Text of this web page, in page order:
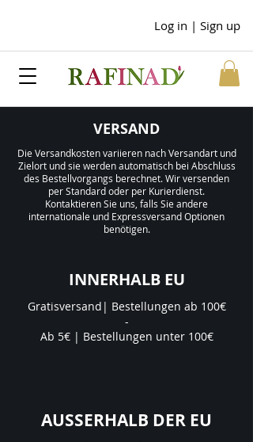
Log in | Sign up
VERSAND
Die Versandkosten variieren nach Versandart und
Zielort und sie werden automatisch bei Abschluss
des Bestellvorgangs berechnet. Wir versenden
per Standard oder per Kurierdienst.
Kontaktieren Sie uns, falls Sie andere
internationale und Expressversand Optionen
benötigen.
INNERHALB EU
Gratisversand| Bestellungen ab 100€
-
Ab 5€ | Bestellungen unter 100€
AUSSERHALB DER EU